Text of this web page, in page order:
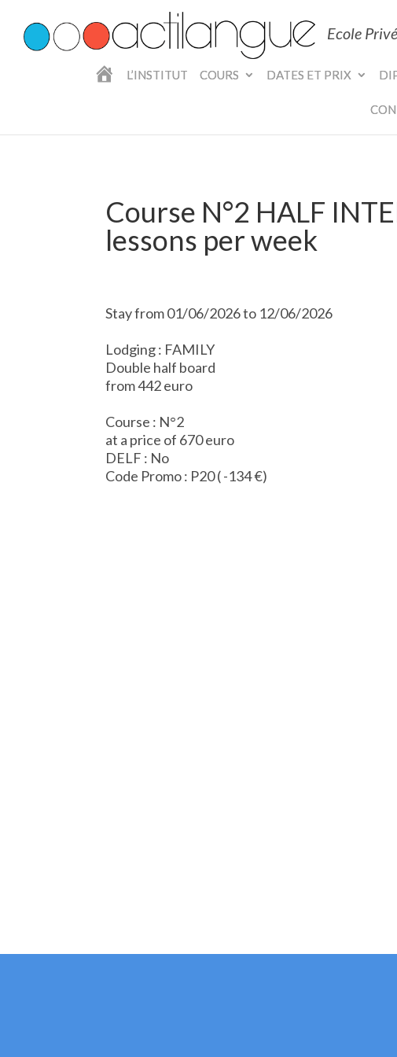
Ecole
L
L’INSTITUT COURS DATES ET PRIX
Course N°2 HALF
lessons per week
Stay from 01/06/2026 to 12/06/2026
Lodging : FAMILY
Double half board
from 442 euro
Course : N°2
at a price of 670 euro
DELF : No
Code Promo : P20 ( -134 €)